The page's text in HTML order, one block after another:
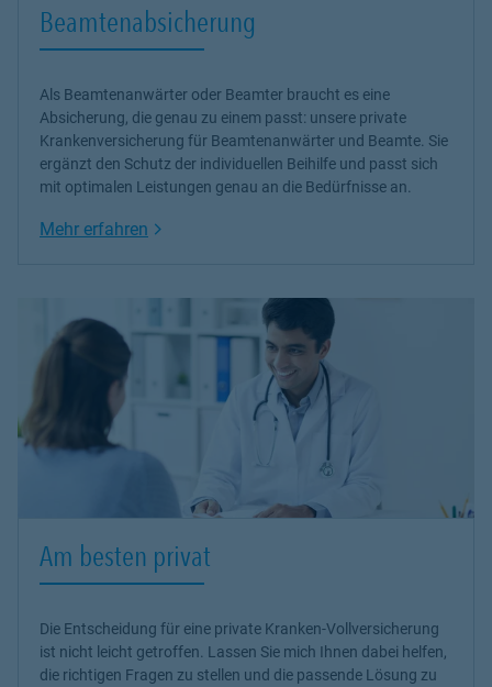
Beamtenabsicherung
Als Beamtenanwärter oder Beamter braucht es eine
Absicherung, die genau zu einem passt: unsere private
Krankenversicherung für Beamtenanwärter und Beamte. Sie
ergänzt den Schutz der individuellen Beihilfe und passt sich
mit optimalen Leistungen genau an die Bedürfnisse an.
Mehr erfahren Link Opens in New Tab
Am besten privat
Die Entscheidung für eine private Kranken-Vollversicherung
ist nicht leicht getroffen. Lassen Sie mich Ihnen dabei helfen,
die richtigen Fragen zu stellen und die passende Lösung zu